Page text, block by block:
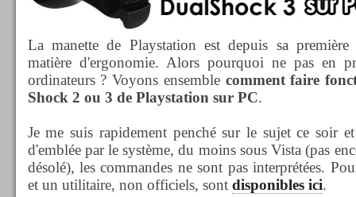
La manette de Playstation est depuis sa
matière d'ergonomie. Alors pourquoi ne pas en
ordinateurs ? Voyons ensemble comment faire
Shock 2 ou 3 de Playstation sur PC.
Je me suis rapidement penché sur le sujet ce soir
d'emblée par le système, du moins sous Vista (pas
désolé), les commandes ne sont pas interprétées.
et un utilitaire, non officiels, sont disponibles ici.